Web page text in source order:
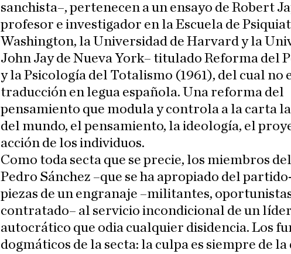
sanchista–, pertenecen a un ensayo de Robert
profesor e investigador en la Escuela de
Washington, la Universidad de Harvard y la
John Jay de Nueva York– titulado Reforma del
y la Psicología del Totalismo (1961), del cual no
traducción en legua española. Una reforma del
pensamiento que modula y controla a la carta
del mundo, el pensamiento, la ideología, el
acción de los individuos.
Como toda secta que se precie, los miembros
Pedro Sánchez –que se ha apropiado del
piezas de un engranaje –militantes,
contratado– al servicio incondicional de un líder
autocrático que odia cualquier disidencia. Los
dogmáticos de la secta: la culpa es siempre de la